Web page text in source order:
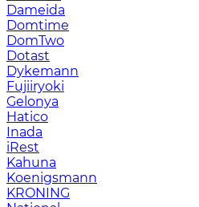
Dameida
Domtime
DomTwo
Dotast
Dykemann
Fujiiryoki
Gelonya
Hatico
Inada
iRest
Kahuna
Koenigsmann
KRONING